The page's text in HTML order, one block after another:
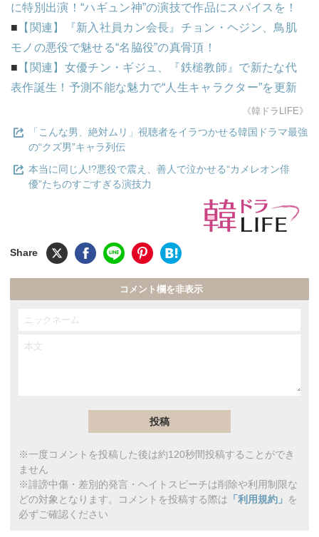
に特別出演！“ハギュン神”の演技で作品にスパイスを！
■ 【関連】『新入社員カン会長』チョン・ヘジン、鳥肌
モノの悪役で魅せる“名脇役”の真骨頂！
■ 【関連】女優チン・ギジュ、『鉄槌教師』で新たな代
表作誕生！予測不能な魅力で“人生キャラクター”を更新
《韓ドラLIFE》
「こんな男、絶対ムリ」視聴者をイラつかせる韓国ドラマ最強
の“クズ男”キャラ列伝
本当に同じ人!?悪役で震え、善人で泣かせる“カメレオン俳
優”たちのすごすぎる演技力
コメント欄を非表示
※一度コメントを投稿した後は約120秒間投稿することができ
ません
※誹謗中傷・差別的発言・ヘイトスピーチは削除や利用制限な
どの対象となります。コメントを投稿する際は 「利用規約」 を
必ずご確認ください